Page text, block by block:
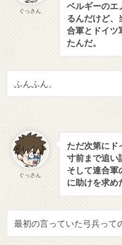
ぐっさん
ベルギーのエ
るんだけど、
合軍とドイツ
たんだ。
ふんふん。
ぐっさん
ただ次第にド
寸前まで追い
そして連合軍
に助けを求め
最初の言っていた弓兵って